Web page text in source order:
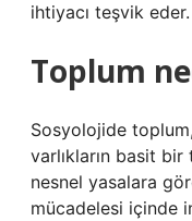
ihtiyacı teşvik eder.
Toplum
Sosyolojide
varlıkların basit bir
nesnel yasalara
mücadelesi içinde